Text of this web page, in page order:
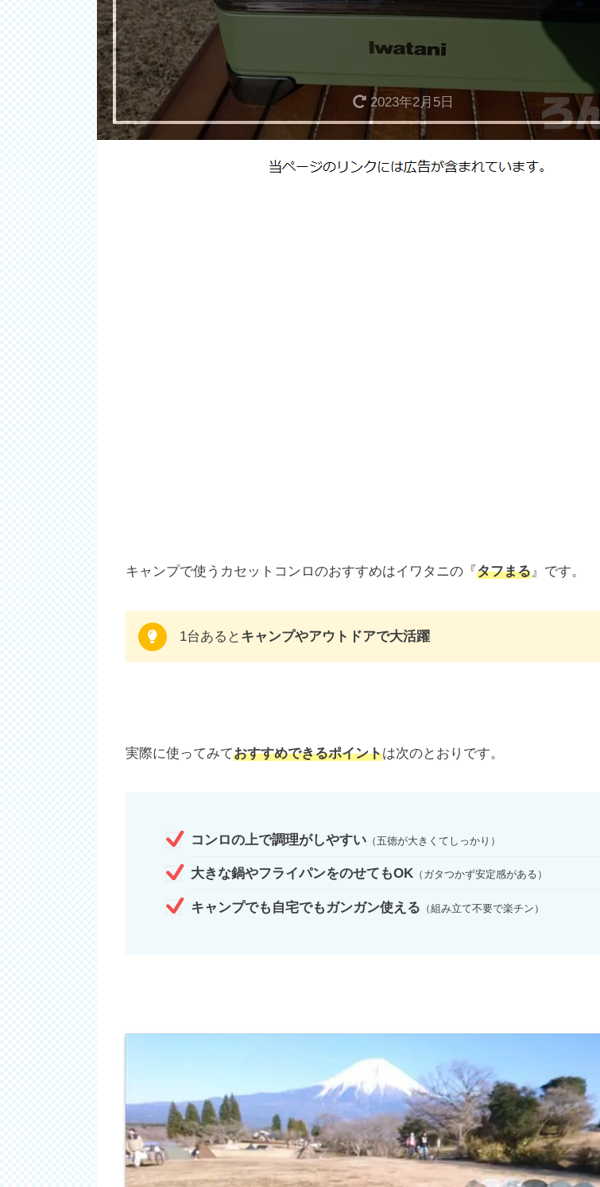
2023年2月5日
キャンプで使うカセットコンロのおすすめはイワタニの『タフまる』です。
1台あると キャンプやアウトドアで大活躍
実際に使ってみておすすめできるポイントは次のとおりです。
コンロの上で調理がしやすい（五徳が大きくてしっかり）
大きな鍋やフライパンをのせてもOK（ガタつかず安定感がある）
キャンプでも自宅でもガンガン使える （組み立て不要で楽チン）